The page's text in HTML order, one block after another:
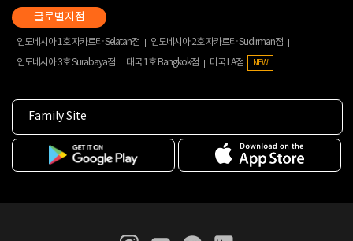
인도네시아 1호 자카르타 Selatan점
인도네시아 2호 자카르타 Sudirman점
인도네시아 3호 Surabaya점
태국 1호 Bangkok점 미국 LA점 NEW
Family Site